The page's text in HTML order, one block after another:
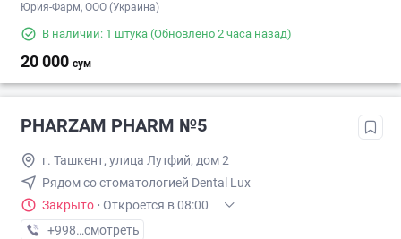
Юрия-Фарм, ООО (Украина)
В наличии: 1 штука (Обновлено 2 часа назад)
20 000 сум
PHARZAM PHARM №5
г. Ташкент, улица Лутфий, дом 2
Рядом со стоматологией Dental Lux
Закрыто · Откроется в 08:00
+998 (78) XXX-XX-XX
смотреть